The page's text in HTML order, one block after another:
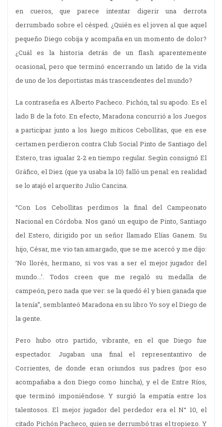
en cueros, que parece intentar digerir una derrota
derrumbado sobre el césped. ¿Quién es el joven al que aquel
pequeño Diego cobija y acompaña en un momento de dolor?
¿Cuál es la historia detrás de un flash aparentemente
ocasional, pero que terminó encerrando un latido de la vida
de uno de los deportistas más trascendentes del mundo?
La contraseña es Alberto Pacheco. Pichón, tal su apodo. Es el
lado B de la foto. En efecto, Maradona concurrió a los Juegos
a participar junto a los luego míticos Cebollitas, que en ese
certamen perdieron contra Club Social Pinto de Santiago del
Estero, tras igualar 2-2 en tiempo regular. Según consignó El
Gráfico, el Diez (que ya usaba la 10) falló un penal: en realidad
se lo atajó el arquerito Julio Cancina.
“Con Los Cebollitas perdimos la final del Campeonato
Nacional en Córdoba. Nos ganó un equipo de Pinto, Santiago
del Estero, dirigido por un señor llamado Elías Ganem. Su
hijo, César, me vio tan amargado, que se me acercó y me dijo:
‘No llorés, hermano, si vos vas a ser el mejor jugador del
mundo...’. Todos creen que me regaló su medalla de
campeón, pero nada que ver: se la quedó él y bien ganada que
la tenía”, semblanteó Maradona en su libro Yo soy el Diego de
la gente.
Pero hubo otro partido, vibrante, en el que Diego fue
espectador. Jugaban una final el representantivo de
Corrientes, de donde eran oriundos sus padres (por eso
acompañaba a don Diego como hincha), y el de Entre Ríos,
que terminó imponiéndose. Y surgió la empatía entre los
talentosos. El mejor jugador del perdedor era el N° 10, el
citado Pichón Pacheco, quien se derrumbó tras el tropiezo. Y